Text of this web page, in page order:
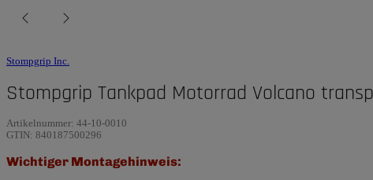
Stompgrip Inc.
Stompgrip Tankpad Motorrad Volcano
Artikelnummer: 44-10-0010
GTIN: 840187500296
Wichtiger Montagehinweis: